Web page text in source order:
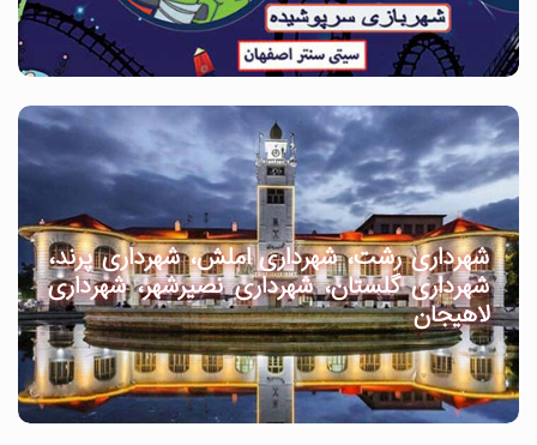
شهرداری رشت، شهرداری املش، شهرداری پرند،
شهرداری گلستان، شهرداری نصیرشهر، شهرداری
لاهیجان